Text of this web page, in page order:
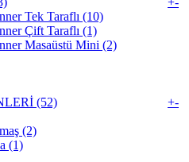
Tek Taraflı (10)
Çift Taraflı (1)
Masaüstü Mini (2)
(52)
+-
(2)
(1)